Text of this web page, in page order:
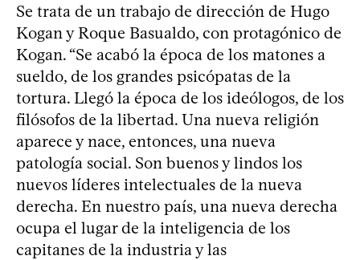
Se trata de un trabajo de dirección de Hugo
Kogan y Roque Basualdo, con protagónico de
Kogan. “Se acabó la época de los matones a
sueldo, de los grandes psicópatas de la
tortura. Llegó la época de los ideólogos, de los
filósofos de la libertad. Una nueva religión
aparece y nace, entonces, una nueva
patología social. Son buenos y lindos los
nuevos líderes intelectuales de la nueva
derecha. En nuestro país, una nueva derecha
ocupa el lugar de la inteligencia de los
capitanes de la industria y las